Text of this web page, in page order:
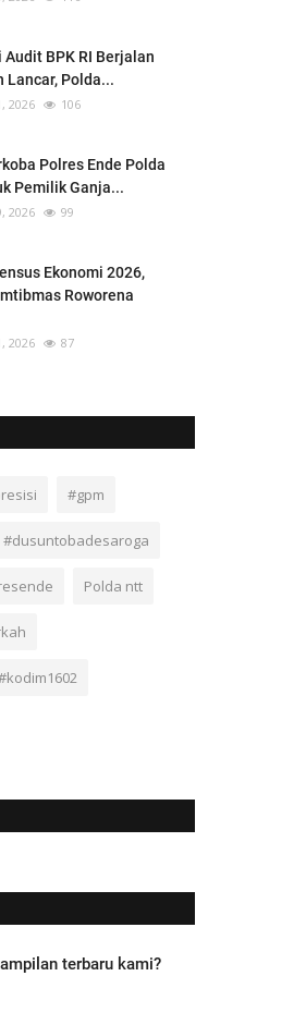
Audit BPK RI Berjalan
Lancar, Polda...
2026 106
Polres Ende Polda
Pemilik Ganja...
2026 99
Ekonomi 2026,
Roworena
2026 87
#gpm
#dusuntobadesaroga
Polda ntt
terbaru kami?